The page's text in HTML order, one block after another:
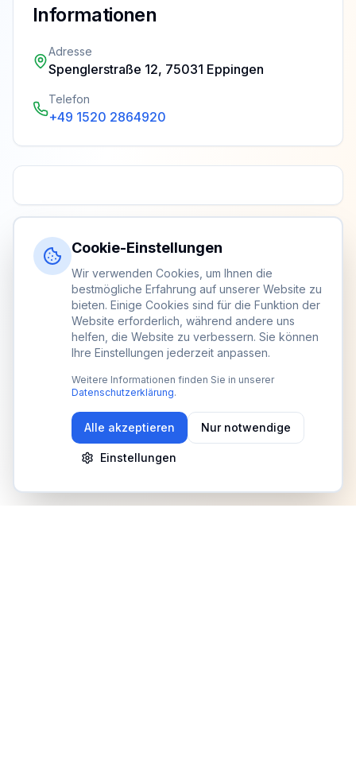
Informationen
Adresse
Spenglerstraße 12, 75031 Eppingen
Telefon
+49 1520 2864920
Cookie-Einstellungen
Wir verwenden Cookies, um Ihnen die
bestmögliche Erfahrung auf unserer Website zu
bieten. Einige Cookies sind für die Funktion der
Website erforderlich, während andere uns
helfen, die Website zu verbessern. Sie können
Ihre Einstellungen jederzeit anpassen.
Weitere Informationen finden Sie in unserer
Datenschutzerklärung.
Alle akzeptieren Nur notwendige
Einstellungen